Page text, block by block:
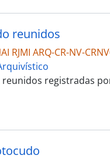
reunidos
RJMI ARQ-CR-NV-
registradas